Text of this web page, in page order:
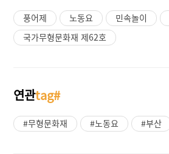
풍어제 노동요 민속놀이
국가무형문화재 제62호
연관tag#
#무형문화재 #노동요 #부산